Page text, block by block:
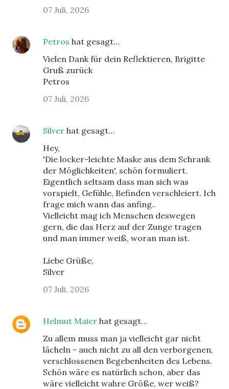
07 Juli, 2026
Petros hat gesagt…
Vielen Dank für dein Reflektieren, Brigitte
Gruß zurück
Petros
07 Juli, 2026
Silver hat gesagt…
Hey,
'Die locker-leichte Maske aus dem Schrank
der Möglichkeiten', schön formuliert.
Eigentlich seltsam dass man sich was
vorspielt, Gefühle, Befinden verschleiert. Ich
frage mich wann das anfing..
Vielleicht mag ich Menschen deswegen
gern, die das Herz auf der Zunge tragen
und man immer weiß, woran man ist.
Liebe Grüße,
Silver
07 Juli, 2026
Helmut Maier hat gesagt…
Zu allem muss man ja vielleicht gar nicht
lächeln - auch nicht zu all den verborgenen,
verschlossenen Begebenheiten des Lebens.
Schön wäre es natürlich schon, aber das
wäre vielleicht wahre Größe, wer weiß?